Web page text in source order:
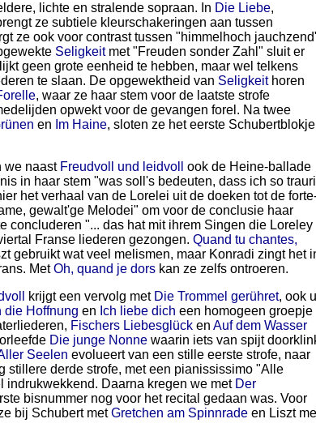
lichte en stralende sopraan. In Die Liebe,
ze subtiele kleurschakeringen aan tussen
ze ook voor contrast tussen "himmelhoch
Seligkeitmet "Freuden sonder Zahl" sluit er
geen grote eenheid te hebben, maar wel telkens
te slaan. De opgewektheid van Seligkeithoren
, waar ze haar stem voor de laatste strofe
opwekt voor de gevangen forel. Na twee
en Im Haine, sloten ze het eerste Schubertblokje
we naast Freudvoll und leidvoll
ook de Heine-ballade
in haar stem "was soll's bedeuten, dass ich so
het verhaal van de Lorelei uit de doeken tot de
gewalt'ge Melodei" om voor de conclusie haar
concluderen "... das hat mit ihrem Singen die Loreley
Franse liederen gezongen. Quand tu chantes,
gebruikt wat veel melismen, maar Konradi zingt het
MetOh, quand je dors kan ze zelfs ontroeren.
krijgt een vervolg met Die Trommel gerühret, ook
die Hoffnung en Ich liebe dich een homogeen groepje
Fischers Liebesglück en Auf dem Wasser
Die junge Nonne waarin iets van spijt
Seelen evolueert van een stille eerste strofe, naar
stillere derde strofe, met een pianississimo "Alle
indrukwekkend. Daarna kregen we met Der
bisnummer nog voor het recital gedaan was. Voor
bij Schubert metGretchen am Spinnrade en Liszt